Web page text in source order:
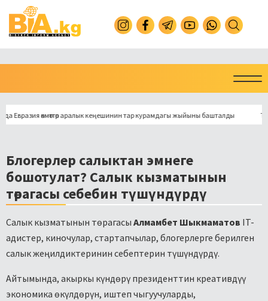
өкмөттөр аралык кеңешинин тар курамдагы жыйыны башталды
Блогерлер салыктан эмнеге
бошотулат? Салык кызматынын
төрагасы себебин түшүндүрдү
Салык кызматынын төрагасы Алмамбет Шыкмаматов IT-
адистер, киночулар, стартапчылар, блогерлерге берилген
салык жеңилдиктеринин себептерин түшүндүрдү.
Айтымында, акыркы күндөрү президенттин креативдүү
экономика өкүлдөрүн, иштеп чыгуучуларды,